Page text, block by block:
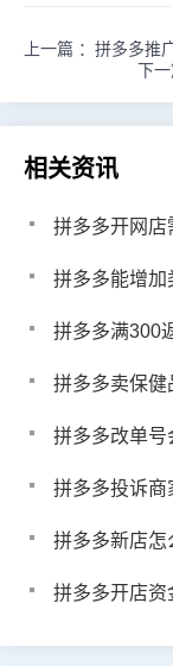
上一篇 ： 拼多多推
下一
相关资讯
拼多多开网店需要
拼多多能增加类
拼多多满300
拼多多卖保健品要营
拼多多改单号会
拼多多投诉商家没有
拼多多新店怎么才
拼多多开店资金